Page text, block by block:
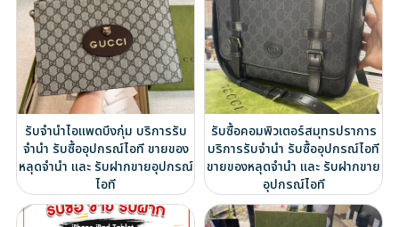
รับจำนำไอแพดบึงกุ่ม บริการรับ
จำนำ รับซื้ออุปกรณ์ไอที ขายของ
หลุดจำนำ และ รับฝากขายอุปกรณ์
ไอที
รับซื้อคอมพิวเตอร์สมุทรปราการ
บริการรับจำนำ รับซื้ออุปกรณ์ไอที
ขายของหลุดจำนำ และ รับฝากขาย
อุปกรณ์ไอที